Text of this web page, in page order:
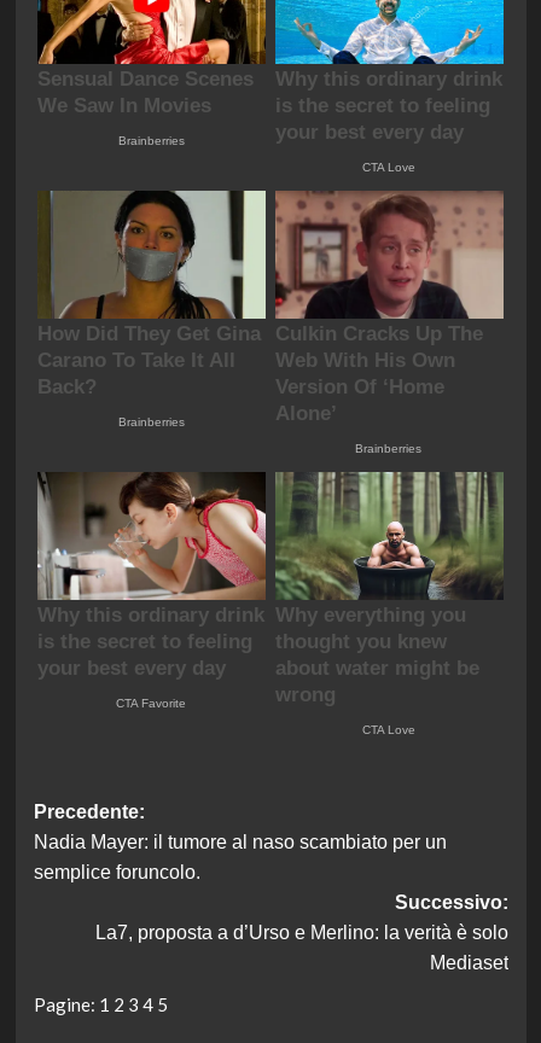
Navigazione
articolo
Precedente:
Nadia Mayer: il tumore al naso scambiato per un
semplice foruncolo.
Successivo:
La7, proposta a d’Urso e Merlino: la verità è solo
Mediaset
Pagine: 1 2 3 4 5